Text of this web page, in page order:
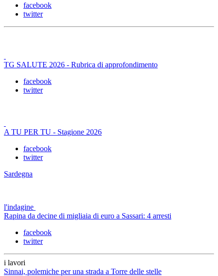
facebook
twitter
TG SALUTE 2026 - Rubrica di approfondimento
facebook
twitter
A TU PER TU - Stagione 2026
facebook
twitter
Sardegna
l'indagine
Rapina da decine di migliaia di euro a Sassari: 4 arresti
facebook
twitter
i lavori
Sinnai, polemiche per una strada a Torre delle stelle